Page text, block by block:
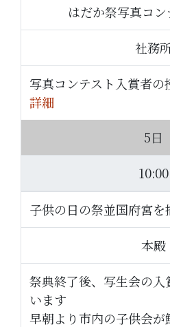
はだか祭写真コ
社務
写真コンテスト入賞者
詳細
5日
10:00
子供の日の祭並国府宮
本殿
祭典終了後、写生会の
います
早朝より市内の子供会が